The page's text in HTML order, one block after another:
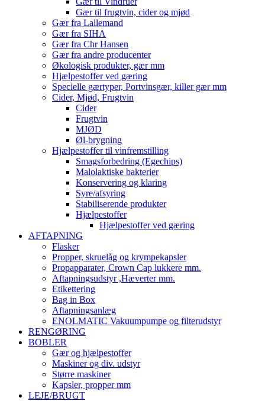
Gær til frugtvin, cider og mjød
Gær fra Lallemand
Gær fra SIHA
Gær fra Chr Hansen
Gær fra andre producenter
Økologisk produkter, gær mm
Hjælpestoffer ved gæring
Specielle gærtyper, Portvinsgær, killer gær mm
Cider, Mjød, Frugtvin
Cider
Frugtvin
MJØD
Øl-brygning
Hjælpestoffer til vinfremstilling
Smagsforbedring (Egechips)
Malolaktiske bakterier
Konservering og klaring
Syre/afsyring
Stabiliserende produkter
Hjælpestoffer
Hjælpestoffer ved gæring
AFTAPNING
Flasker
Propper, skruelåg og krympekapsler
Propapparater, Crown Cap lukkere mm.
Aftapningsudstyr ,Hæverter mm.
Etikettering
Bag in Box
Aftapningsanlæg
ENOLMATIC Vakuumpumpe og filterudstyr
RENGØRING
BOBLER
Gær og hjælpestoffer
Maskiner og div. udstyr
Større maskiner
Kapsler, propper mm
LEJE/BRUGT